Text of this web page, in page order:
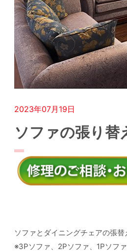
2023年07月19日
ソファの張り
ソファとダイニングチェアの張替
※3Pソファ、2Pソファ、1Pソフ